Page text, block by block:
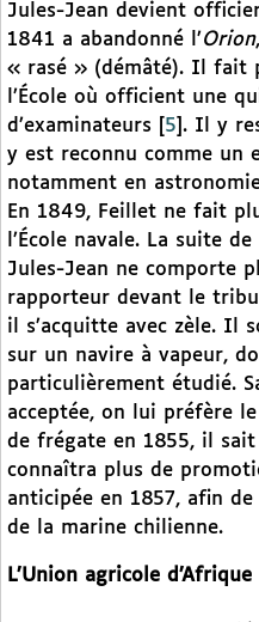
Jules-Jean devient
1841 a abandonné l’Orion
« rasé » (démâté). Il fait
l’École où officient une
d’examinateurs
5 . Il y
y est reconnu comme un
notamment en
En 1849, Feillet ne fait
l’École navale. La suite
Jules-Jean ne comporte
rapporteur devant le
il s’acquitte avec zèle. Il
sur un navire à vapeur,
particulièrement étudié.
acceptée, on lui préfère
de frégate en 1855, il
connaîtra plus de
anticipée en 1857, afin de
de la marine chilienne.
L’Union agricole d’Afrique